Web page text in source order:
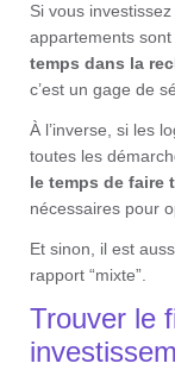
Si vous
appartements sont
temps dans la
c’est un gage de
À l’inverse, si les
toutes les
le temps de faire
nécessaires pour
Et sinon, il est
rapport “mixte”.
Trouver le